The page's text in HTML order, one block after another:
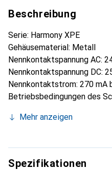
Beschreibung
Serie: Harmony XPE
Gehäusematerial: Metall
Nennkontaktspannung AC:
Nennkontaktspannung DC:
Nennkontaktstrom: 270 mA
Betriebsbedingungen des
Mehr anzeigen
Spezifikationen